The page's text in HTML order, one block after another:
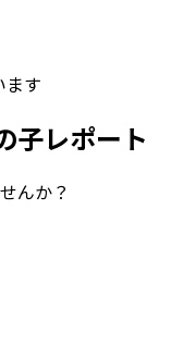
ます
子レポート
んか？